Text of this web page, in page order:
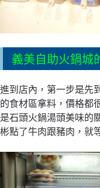
義美自助火鍋城
進到店內，第一步是先
的食材區拿料，價格都
是石頭火鍋湯頭美味的
彬點了牛肉跟豬肉，就